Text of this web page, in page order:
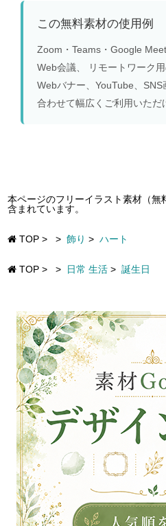
この無料素材の使用例
Zoom・Teams・Google
Web会議、 リモートワーク
Webバナー、YouTube、
合わせて幅広くご利用いただ
本ページのフリーイラスト素材（無
含まれています。
TOP > > 飾り > ハート
TOP > > 日常 生活 > 誕生日